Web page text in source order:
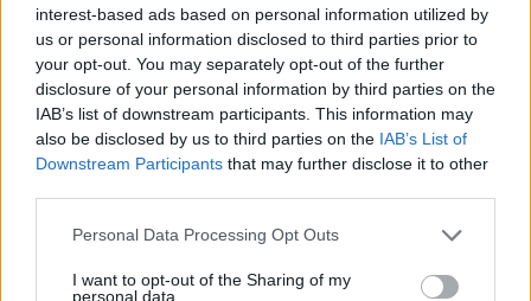
interest-based ads based on personal information utilized by
us or personal information disclosed to third parties prior to
your opt-out. You may separately opt-out of the further
disclosure of your personal information by third parties on the
IAB’s list of downstream participants. This information may
also be disclosed by us to third parties on the IAB’s List of
Downstream Participants that may further disclose it to other
Personal Data Processing Opt Outs
I want to opt-out of the Sharing of my
personal data.